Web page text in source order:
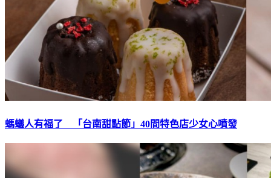
螞蟻人有福了 「台南甜點節」40間特色店少女心噴發